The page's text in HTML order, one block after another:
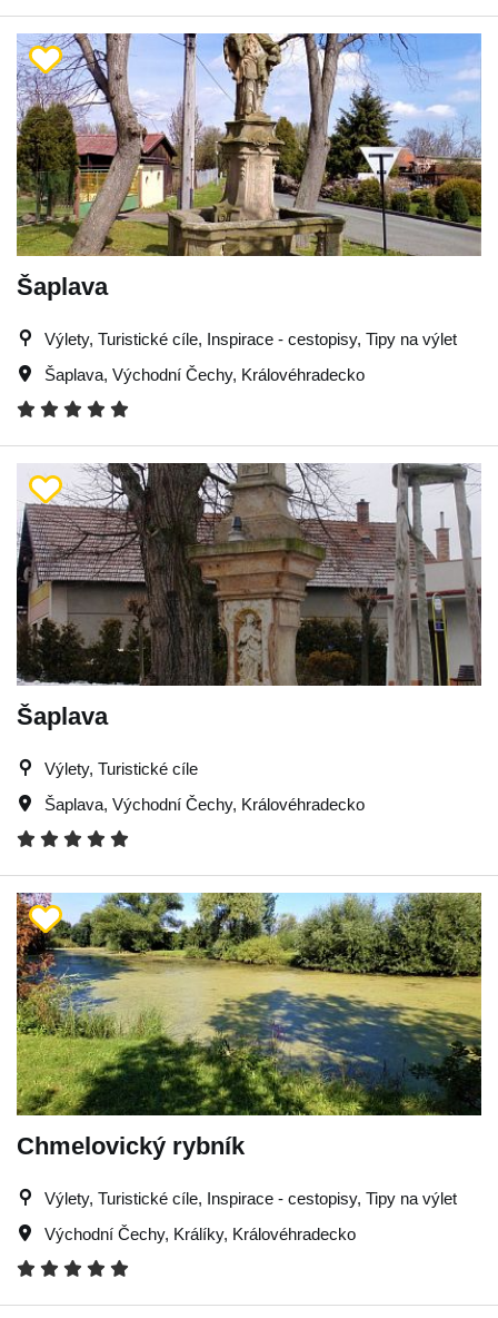
Šaplava
Výlety, Turistické cíle, Inspirace - cestopisy, Tipy na výlet
Šaplava, Východní Čechy, Královéhradecko
Šaplava
Výlety, Turistické cíle
Šaplava, Východní Čechy, Královéhradecko
Chmelovický rybník
Výlety, Turistické cíle, Inspirace - cestopisy, Tipy na výlet
Východní Čechy, Králíky, Královéhradecko